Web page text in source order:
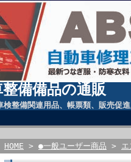
備備品の通販
検整備関連用品、帳票類、販売促
HOME > ●一般ユーザー商品 >